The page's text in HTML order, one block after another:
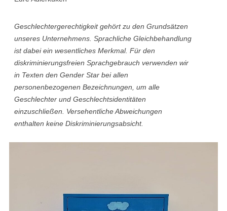
Geschlechtergerechtigkeit gehört zu den Grundsätzen
unseres Unternehmens. Sprachliche Gleichbehandlung
ist dabei ein wesentliches Merkmal. Für den
diskriminierungsfreien Sprachgebrauch verwenden wir
in Texten den Gender Star bei allen
personenbezogenen Bezeichnungen, um alle
Geschlechter und Geschlechtsidentitäten
einzuschließen. Versehentliche Abweichungen
enthalten keine Diskriminierungsabsicht.